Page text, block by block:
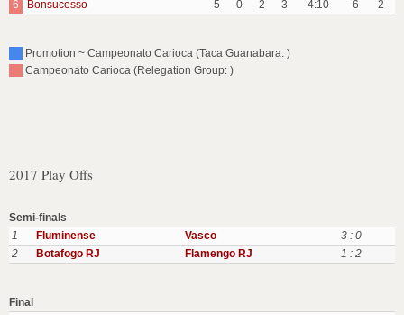
6
Bonsucesso 5 0 2 3 4:10 -6 2
Promotion ~ Campeonato Carioca (Taca Guanabara: )
Campeonato Carioca (Relegation Group: )
2017 Play Offs
Semi-finals
1
Fluminense Vasco
3 : 0
2
Botafogo RJ Flamengo RJ 1 : 2
Final